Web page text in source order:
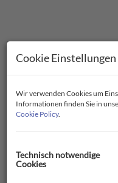
Beschreibung
Cookie Einstellungen
Wir verwenden Cookies um
Informationen finden Sie in
Cookie Policy.
Technisch notwendige
Cookies